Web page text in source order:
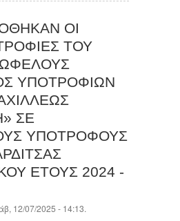
ΟΙ
ΤΟΥ
ΥΠΟΤΡΟΦΙΩΝ
ΣΕ
ΥΠΟΤΡΟΦΟΥΣ
ΕΤΟΥΣ 2024 -
12/07/2025 - 14:13.